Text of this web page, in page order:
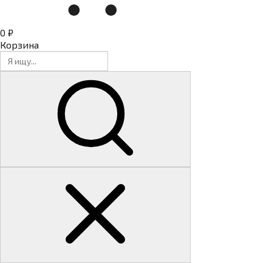
0 ₽
Корзина